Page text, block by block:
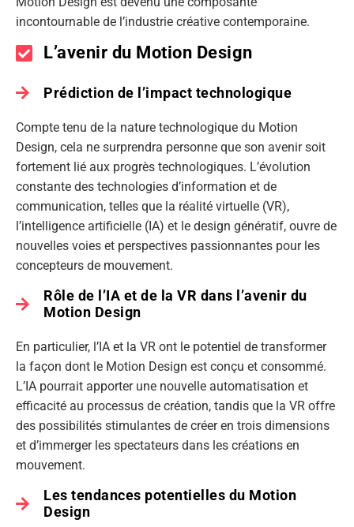
incontournable de l’industrie créative contemporaine.
L’avenir du Motion Design
Prédiction de l’impact technologique
Compte tenu de la nature technologique du Motion
Design, cela ne surprendra personne que son avenir soit
fortement lié aux progrès technologiques. L’évolution
constante des technologies d’information et de
communication, telles que la réalité virtuelle (VR),
l’intelligence artificielle (IA) et le design génératif, ouvre de
nouvelles voies et perspectives passionnantes pour les
concepteurs de mouvement.
Rôle de l’IA et de la VR dans l’avenir du
Motion Design
En particulier, l’IA et la VR ont le potentiel de transformer
la façon dont le Motion Design est conçu et consommé.
L’IA pourrait apporter une nouvelle automatisation et
efficacité au processus de création, tandis que la VR offre
des possibilités stimulantes de créer en trois dimensions
et d’immerger les spectateurs dans les créations en
mouvement.
Les tendances potentielles du Motion
Design